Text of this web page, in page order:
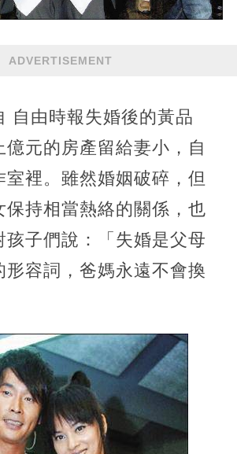
ADVERTISEMENT
自由時報失婚後的黃品
億元的房產留給妻小，自
室裡。雖然婚姻破碎，但
保持相當熱絡的關係，也
孩子們說：「失婚是父母
形容詞，爸媽永遠不會換